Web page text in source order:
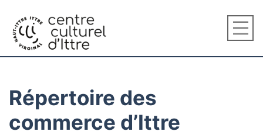
Répertoire des
commerce d’Ittre